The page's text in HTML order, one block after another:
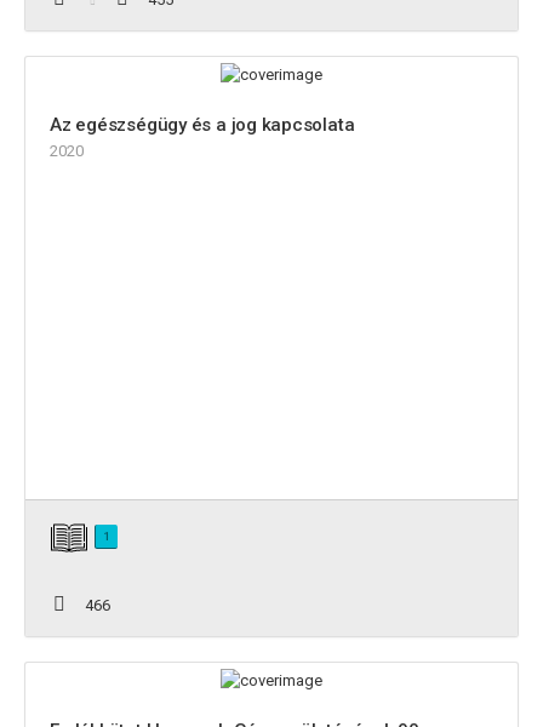
Az egészségügy és a jog kapcsolata
2020
1
466